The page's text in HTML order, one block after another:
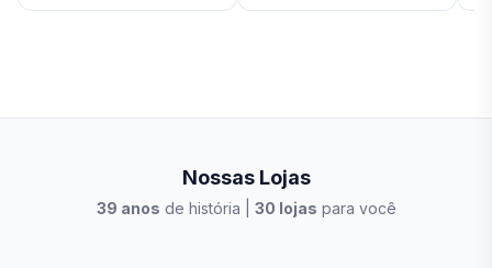
Cromados
Nossas Lojas
39 anos de história | 30 lojas para você